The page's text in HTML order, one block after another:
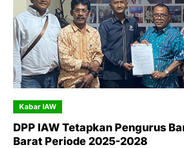
Kabar IAW
DPP IAW Tetapkan Pengurus
Barat Periode 2025-2028